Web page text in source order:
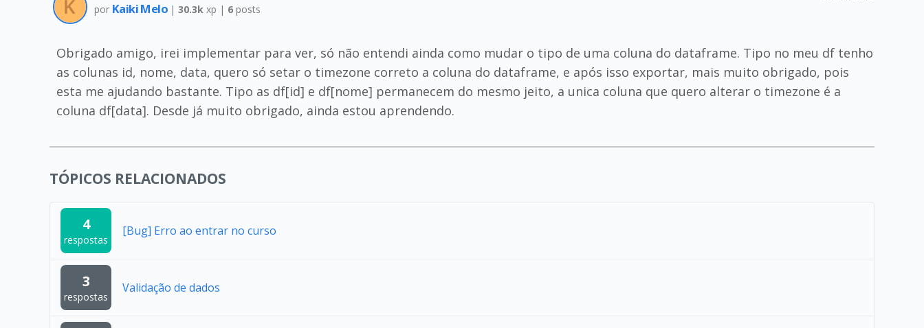
por Kaiki Melo |30.3k xp | 6 posts
Obrigado amigo, irei implementar para ver, só não entendi ainda como mudar o tipo de uma coluna do dataframe. Tipo no meu df tenho
as colunas id, nome, data, quero só setar o timezone correto a coluna do dataframe, e após isso exportar, mais muito obrigado, pois
esta me ajudando bastante. Tipo as df[id] e df[nome] permanecem do mesmo jeito, a unica coluna que quero alterar o timezone é a
coluna df[data]. Desde já muito obrigado, ainda estou aprendendo.
TÓPICOS RELACIONADOS
4
respostas
[Bug] Erro ao entrar no curso
3
respostas
Validação de dados